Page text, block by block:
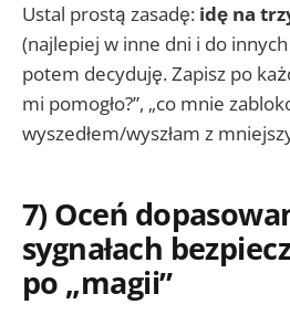
Ustal prostą zasadę: idę na
(najlepiej w inne dni i do
potem decyduję. Zapisz po
mi pomogło?”, „co mnie
wyszedłem/wyszłam z
7) Oceń
sygnałach
po „magii”